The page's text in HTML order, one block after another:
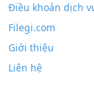
Điều khoản dịch
Filegi.com
Giới thiệu
Liên hệ